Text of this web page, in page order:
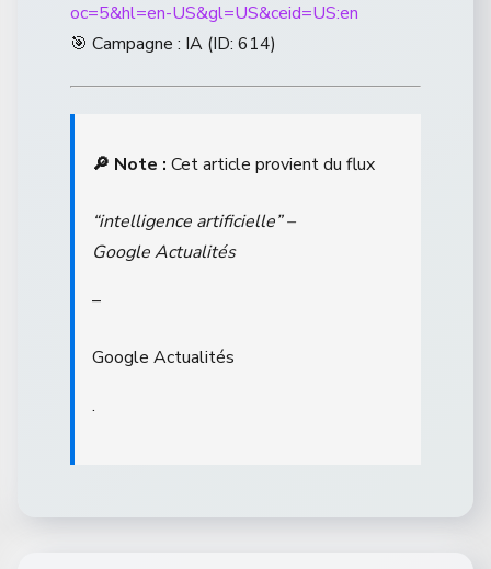
oc=5&hl=en-US&gl=US&ceid=US:en
🎯 Campagne : IA (ID: 614)
🔎 Note : Cet article provient du flux
“intelligence artificielle” –
Google Actualités
–
Google Actualités
.